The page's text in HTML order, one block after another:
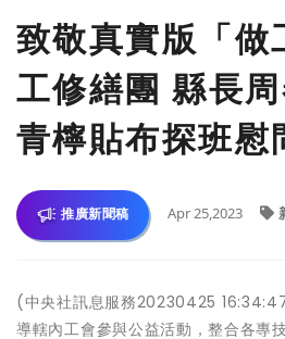
致敬真實版「做
工修繕團 縣長
青檸貼布探班慰
推廣新聞稿 Apr 25,2023
(中央社訊息服務20230425
導轄內工會參與公益活動，整合各專